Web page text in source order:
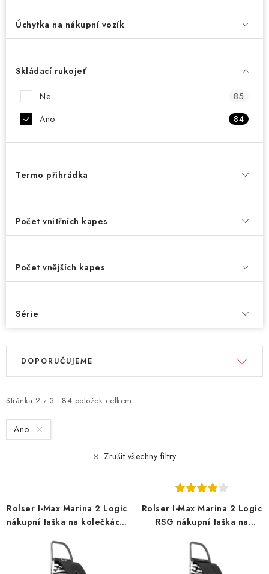
Úchytka na nákupní vozík
Skládací rukojeť
Ne
85
Ano
84
Termo přihrádka
Počet vnitřních kapes
Počet vnějších kapes
Série
V
i
s
p
u
k
Stránka 2 z 3 - 84 položek celkem
Ř
e
n
í
d
u
DOPORUČUJEME
Ano
Zrušit všechny filtry
Rolser I-Max Marina 2 Logic
nákupní taška na kolečkách,
Rolser I-Max Marina 2 Logic
RSG nákupní taška na